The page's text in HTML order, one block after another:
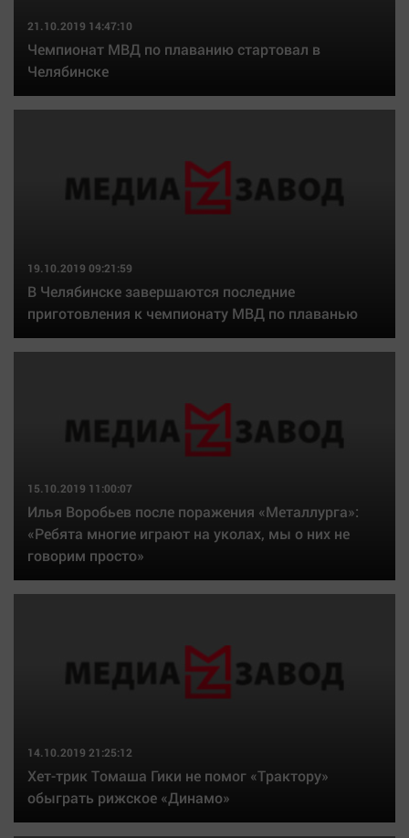
21.10.2019 14:47:10
Чемпионат МВД по плаванию стартовал в
Челябинске
19.10.2019 09:21:59
В Челябинске завершаются последние
приготовления к чемпионату МВД по плаванью
15.10.2019 11:00:07
Илья Воробьев после поражения «Металлурга»:
«Ребята многие играют на уколах, мы о них не
говорим просто»
14.10.2019 21:25:12
Хет-трик Томаша Гики не помог «Трактору»
обыграть рижское «Динамо»